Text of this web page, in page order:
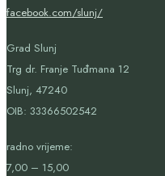
facebook.com/slunj/
Grad Slunj
Trg dr. Franje Tuđmana 12
Slunj, 47240
OIB: 33366502542
radno vrijeme:
7,00 – 15,00